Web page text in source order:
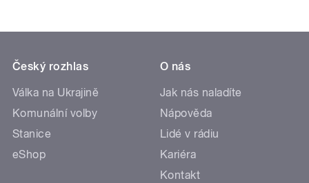
Český rozhlas
Válka na Ukrajině
Komunální volby
Stanice
eShop
O nás
Jak nás naladíte
Nápověda
Lidé v rádiu
Kariéra
Kontakt